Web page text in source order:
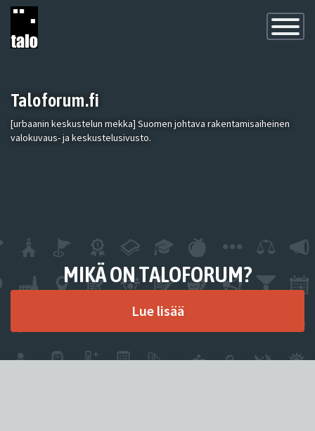
Toggle
Taloforum.fi
[urbaanin keskustelun mekka] Suomen johtava rakentamisaiheinen
valokuvaus- ja keskustelusivusto.
MIKÄ ON TALOFORUM?
Lue lisää